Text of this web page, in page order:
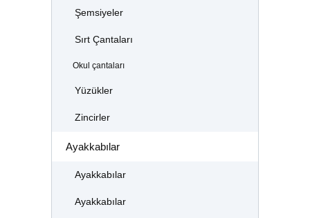
Şemsiyeler
Sırt Çantaları
Okul çantaları
Yüzükler
Zincirler
Ayakkabılar
Ayakkabılar
Ayakkabılar